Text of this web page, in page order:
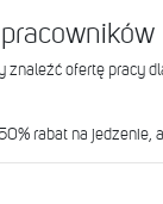
ofertę pracy
rabat na jedzenie,